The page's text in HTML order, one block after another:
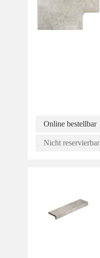
Online bestellbar
Nicht reservierbar